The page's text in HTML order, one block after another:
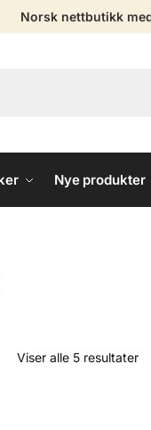
Norsk nettbutikk
Nye produkter
Viser alle 5 resultater